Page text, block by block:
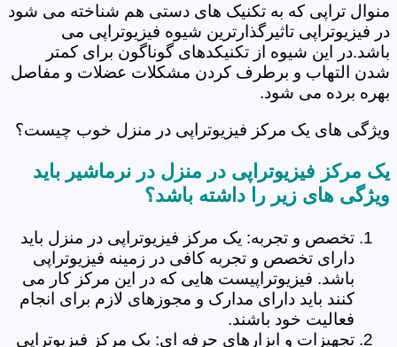
منوال تراپی که به تکنیک های دستی هم شناخته می شود
در فیزیوتراپی تاثیرگذارترین شیوه فیزیوتراپی می
باشد.در این شیوه از تکنیکدهای گوناگون برای کمتر
شدن التهاب و برطرف کردن مشکلات عضلات و مفاصل
بهره برده می شود.
ویژگی های یک مرکز فیزیوتراپی در منزل خوب چیست؟
یک مرکز فیزیوتراپی در منزل در نرماشیر باید
ویژگی های زیر را داشته باشد؟
تخصص و تجربه: یک مرکز فیزیوتراپی در منزل باید
دارای تخصص و تجربه کافی در زمینه فیزیوتراپی
باشد. فیزیوتراپیست هایی که در این مرکز کار می
کنند باید دارای مدارک و مجوزهای لازم برای انجام
فعالیت خود باشند.
تجهیزات و ابزارهای حرفه ای: یک مرکز فیزیوتراپی